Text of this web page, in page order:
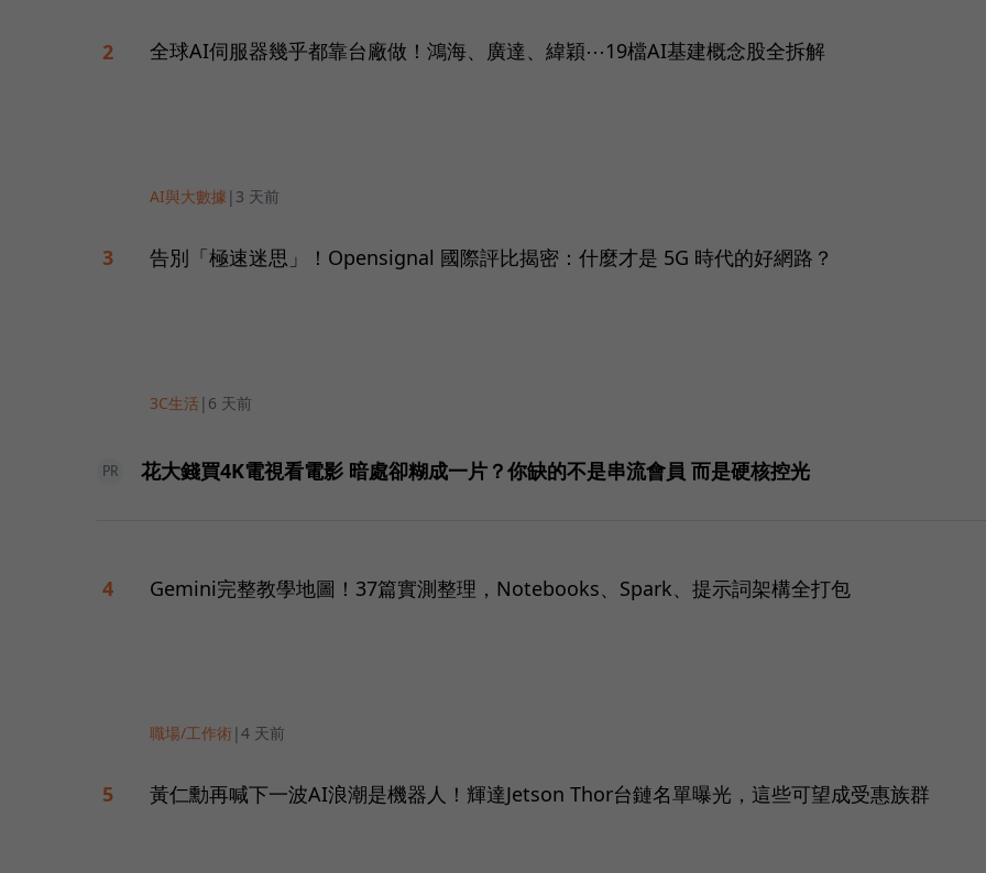
2 全球AI伺服器幾乎都靠台廠做！鴻海、廣達、緯穎⋯19檔AI基建概念股全拆解
AI與大數據 | 3 天前
3 告別「極速迷思」！Opensignal 國際評比揭密：什麼才是 5G 時代的好網路？
3C生活| 6 天前
PR 花大錢買4K電視看電影 暗處卻糊成一片？你缺的不是串流會員 而是硬核控光
4 Gemini完整教學地圖！37篇實測整理，Notebooks、Spark、提示詞架構全打包
職場/工作術 | 4 天前
5 黃仁勳再喊下一波AI浪潮是機器人！輝達Jetson Thor台鏈名單曝光，這些可望成受惠族群